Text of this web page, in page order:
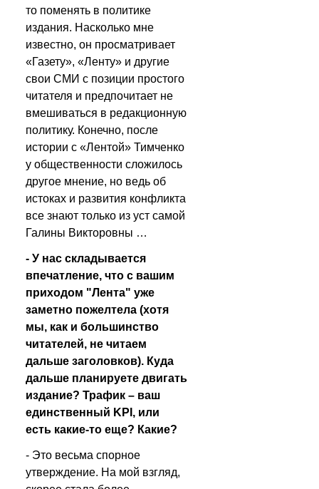
то поменять в политике
издания. Насколько мне
известно, он просматривает
«Газету», «Ленту» и другие
свои СМИ с позиции простого
читателя и предпочитает не
вмешиваться в редакционную
политику. Конечно, после
истории с «Лентой» Тимченко
у общественности сложилось
другое мнение, но ведь об
истоках и развития конфликта
все знают только из уст самой
Галины Викторовны …
- У нас складывается
впечатление, что с вашим
приходом "Лента" уже
заметно пожелтела (хотя
мы, как и большинство
читателей, не читаем
дальше заголовков). Куда
дальше планируете двигать
издание? Трафик – ваш
единственный KPI, или
есть какие-то еще? Какие?
- Это весьма спорное
утверждение. На мой взгляд,